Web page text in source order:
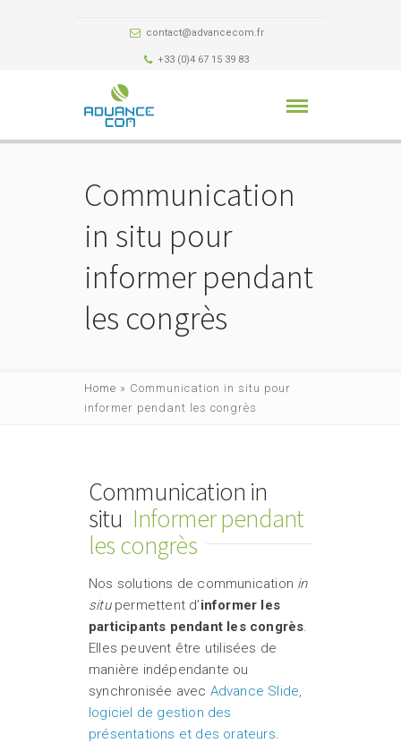
contact@advancecom.fr
+33 (0)4 67 15 39 83
Communication
in situ pour
informer pendant
les congrès
Home » Communication in situ pour
informer pendant les congrès
Communication in
situ Informer pendant
les congrès
Nos solutions de communication in
situpermettent d’informer les
participants pendant les congrès.
Elles peuvent être utilisées de
manière indépendante ou
synchronisée avec Advance Slide,
logiciel de gestion des
présentations et des orateurs.